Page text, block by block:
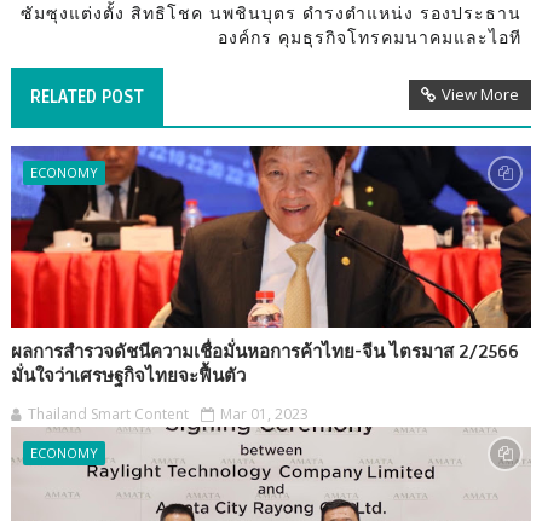
ซัมซุงแต่งตั้ง สิทธิโชค นพชินบุตร ดำรงตำแหน่ง รองประธาน
องค์กร คุมธุรกิจโทรคมนาคมและไอที
RELATED POST View More
ECONOMY
ผลการสำรวจดัชนีความเชื่อมั่นหอการค้าไทย-จีน ไตรมาส 2/2566
มั่นใจว่าเศรษฐกิจไทยจะฟื้นตัว
Thailand Smart Content Mar 01, 2023
ECONOMY